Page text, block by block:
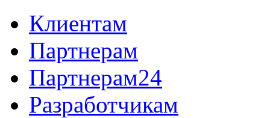
Клиентам
Партнерам
Партнерам24
Разработчикам